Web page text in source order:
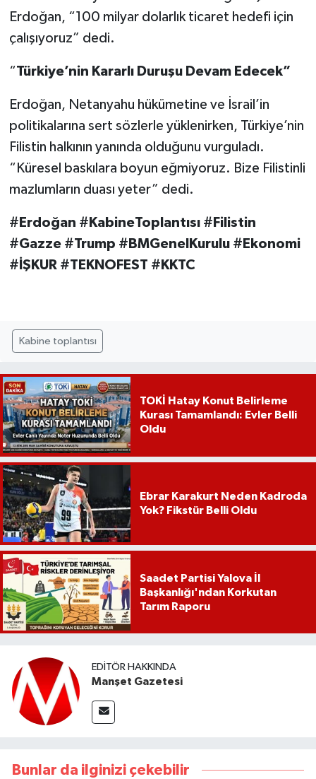
Erdoğan, “100 milyar dolarlık ticaret hedefi için
çalışıyoruz” dedi.
“Türkiye’nin Kararlı Duruşu Devam Edecek”
Erdoğan, Netanyahu hükümetine ve İsrail’in
politikalarına sert sözlerle yüklenirken, Türkiye’nin
Filistin halkının yanında olduğunu vurguladı.
“Küresel baskılara boyun eğmiyoruz. Bize Filistinli
mazlumların duası yeter” dedi.
#Erdoğan #KabineToplantısı #Filistin
#Gazze #Trump #BMGenelKurulu #Ekonomi
#İŞKUR #TEKNOFEST #KKTC
Kabine toplantısı
TOKİ Hatay Konut Belirleme
Kurası Tamamlandı: Evler Belli
Oldu
Ebrar Karakurt Neden Kadroda
Yok? Fikstür Belli Oldu
Saadet Partisi Yalova İl
Başkanlığı'ndan Korkutan
Tarım Raporu
EDITÖR HAKKINDA
Manşet Gazetesi
Bunlar da ilginizi çekebilir